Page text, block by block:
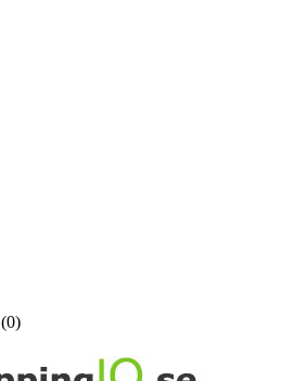
(0)